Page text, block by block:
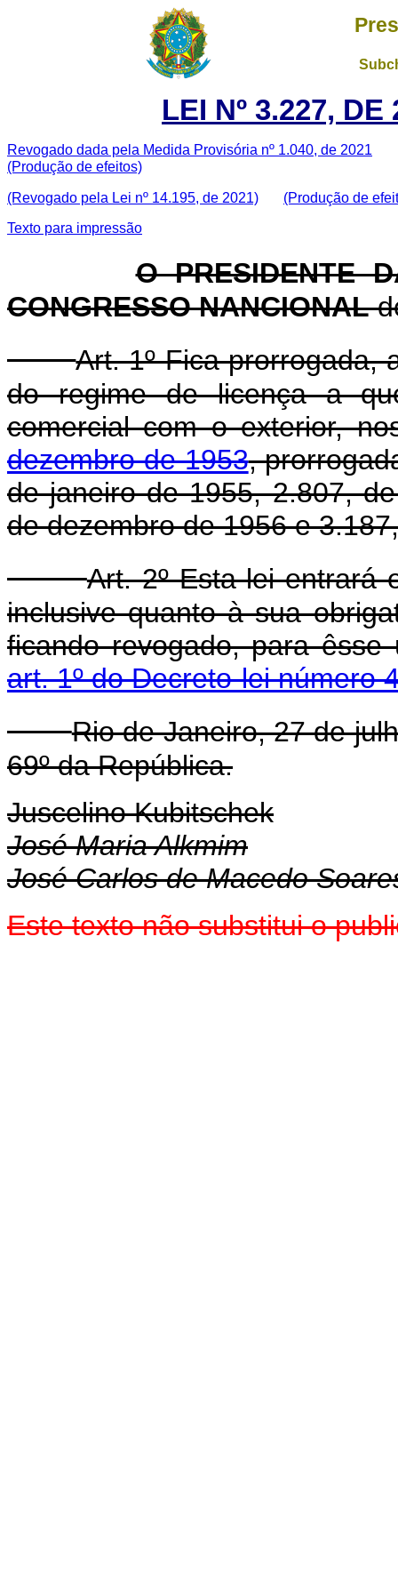
LEI Nº 3.227,
Revogado dada pela Medida Provisória nº 1.040, de 2021
(Produção de efeitos)
(Revogado pela Lei nº 14.195, de 2021)
(Produção de
Texto para impressão
O PRESIDENTE
CONGRESSO NANCIONAL
Art. 1º Fica prorrogada,
do regime de licença a
comercial com o exterior,
dezembro de 1953,
de janeiro de 1955, 2.807,
de dezembro de 1956 e
Art. 2º Esta lei entrará
inclusive quanto à sua
ficando revogado, para
art. 1º do Decreto-lei número
Rio de Janeiro, 27 de
69º da República.
Juscelino Kubitschek
José Maria Alkmim
José Carlos de Macedo
Este texto não substitui o